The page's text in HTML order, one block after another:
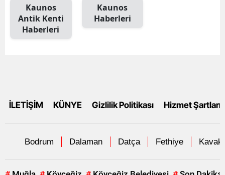
Kaunos
Antik Kenti
Haberleri
Kaunos
Haberleri
İLETİŞİM KÜNYE Gizlilik Politikası Hizmet Şartları
Bodrum Dalaman Datça Fethiye